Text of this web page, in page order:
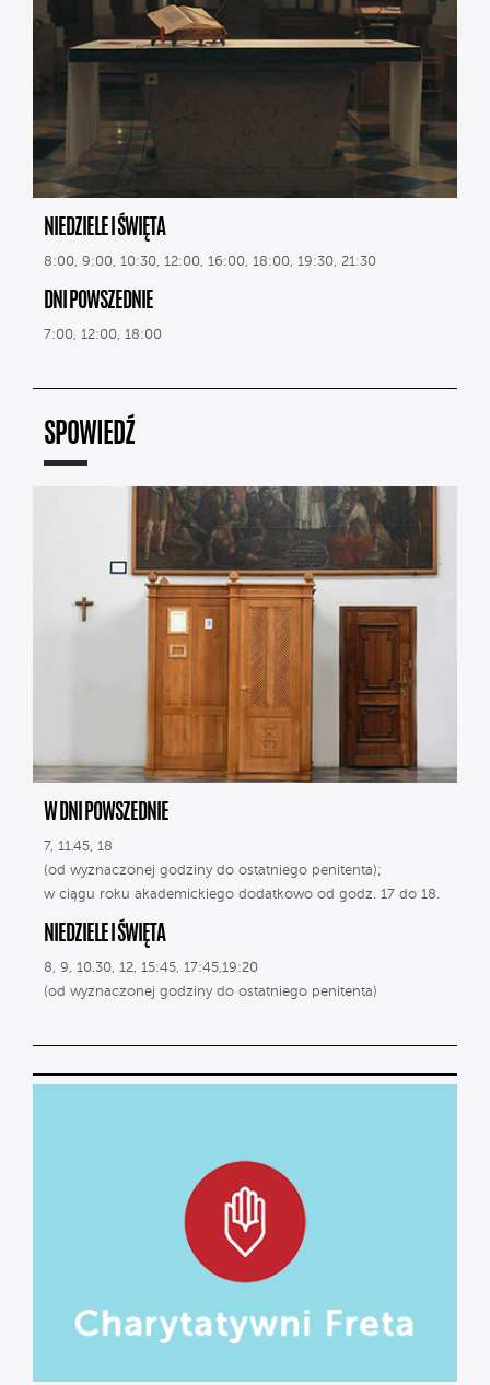
NIEDZIELE I ŚWIĘTA
8:00, 9:00, 10:30, 12:00, 16:00, 18:00, 19:30, 21:30
DNI POWSZEDNIE
7:00, 12:00, 18:00
SPOWIEDŹ
W DNI POWSZEDNIE
7, 11.45, 18
(od wyznaczonej godziny do ostatniego penitenta);
w ciągu roku akademickiego dodatkowo od godz. 17 do 18.
NIEDZIELE I ŚWIĘTA
8, 9, 10.30, 12, 15:45, 17:45,19:20
(od wyznaczonej godziny do ostatniego penitenta)